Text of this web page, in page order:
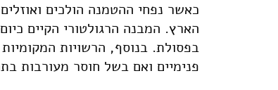
כאשר נפחי ההטמנה הולכים
הארץ. המבנה הרגולטורי הקיים
בפסולת. בנוסף, הרשויות
פנימיים ואם בשל חוסר מעורבות